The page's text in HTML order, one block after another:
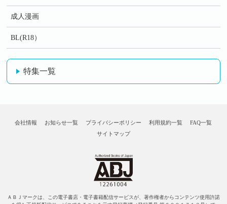
成人漫画
BL(R18）
特集一覧
会社情報 お知らせ一覧 プライバシーポリシー 利用規約一覧
FAQ一覧
サイトマップ
ＡＢＪマークは、この電子書店・電子書籍配信サービスが、著作権者からコンテンツ使用許諾